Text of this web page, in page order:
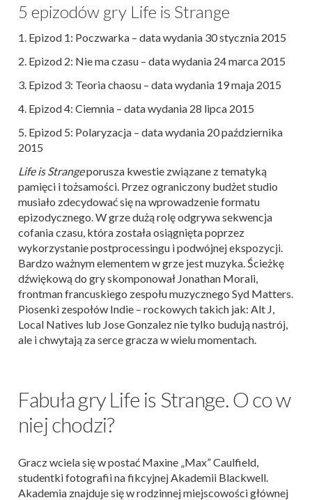
5 epizodów gry Life is Strange
1. Epizod 1: Poczwarka – data wydania 30 stycznia 2015
2. Epizod 2: Nie ma czasu – data wydania 24 marca 2015
3. Epizod 3: Teoria chaosu – data wydania 19 maja 2015
4. Epizod 4: Ciemnia – data wydania 28 lipca 2015
5. Epizod 5: Polaryzacja – data wydania 20 października
2015
Life is Strangeporusza kwestie związane z tematyką
pamięci i tożsamości. Przez ograniczony budżet studio
musiało zdecydować się na wprowadzenie formatu
epizodycznego. W grze dużą rolę odgrywa sekwencja
cofania czasu, która została osiągnięta poprzez
wykorzystanie postprocessingu i podwójnej ekspozycji.
Bardzo ważnym elementem w grze jest muzyka. Ścieżkę
dźwiękową do gry skomponował Jonathan Morali,
frontman francuskiego zespołu muzycznego Syd Matters.
Piosenki zespołów Indie – rockowych takich jak: Alt J,
Local Natives lub Jose Gonzalez nie tylko budują nastrój,
ale i chwytają za serce gracza w wielu momentach.
Fabuła gry Life is Strange. O co w
niej chodzi?
Gracz wciela się w postać Maxine „Max” Caulfield,
studentki fotografii na fikcyjnej Akademii Blackwell.
Akademia znajduje się w rodzinnej miejscowości głównej